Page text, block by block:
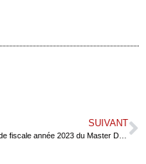
SUIVANT
Étude fiscale année 2023 du Master DFMA dans le JOURNAL DES ARTS n° 632